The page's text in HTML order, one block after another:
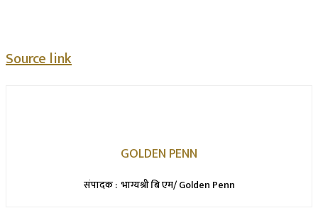
Source link
GOLDEN PENN
संपादक : भाग्यश्री बि एम/ Golden Penn